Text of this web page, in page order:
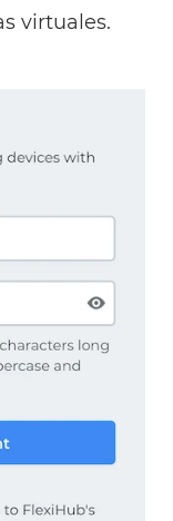
virtuales.